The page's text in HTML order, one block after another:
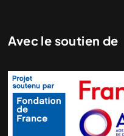
Avec le soutien de